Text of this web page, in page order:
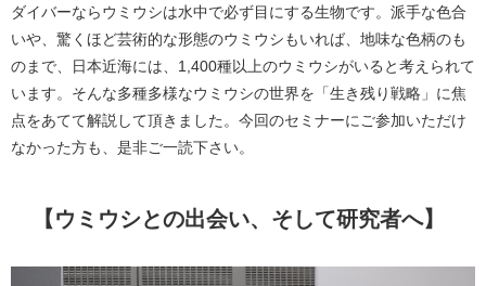
ダイバーならウミウシは水中で必ず目にする生物です。派手な色合
いや、驚くほど芸術的な形態のウミウシもいれば、地味な色柄のも
のまで、日本近海には、1,400種以上のウミウシがいると考えられて
います。そんな多種多様なウミウシの世界を「生き残り戦略」に焦
点をあてて解説して頂きました。今回のセミナーにご参加いただけ
なかった方も、是非ご一読下さい。
【ウミウシとの出会い、そして研究者へ】